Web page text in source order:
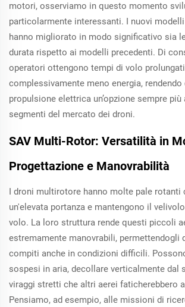
motori, osserviamo in questo momento
particolarmente interessanti. I nuovi
hanno migliorato in modo significativo sia
durata rispetto ai modelli precedenti. Di
operatori ottengono tempi di volo
complessivamente meno energia,
propulsione elettrica un’opzione sempre
segmenti del mercato dei droni.
SAV Multi-Rotor: Versatilità in
Progettazione e Manovrabilità
I droni multirotore hanno molte pale rotanti
un'elevata portanza e mantengono il
volo. La loro struttura rende questi piccoli
estremamente manovrabili, permettendogli
compiti anche in condizioni difficili.
sospesi in aria, decollare verticalmente dal
viraggi stretti che altri aerei faticherebbero
Pensiamo, ad esempio, alle missioni di